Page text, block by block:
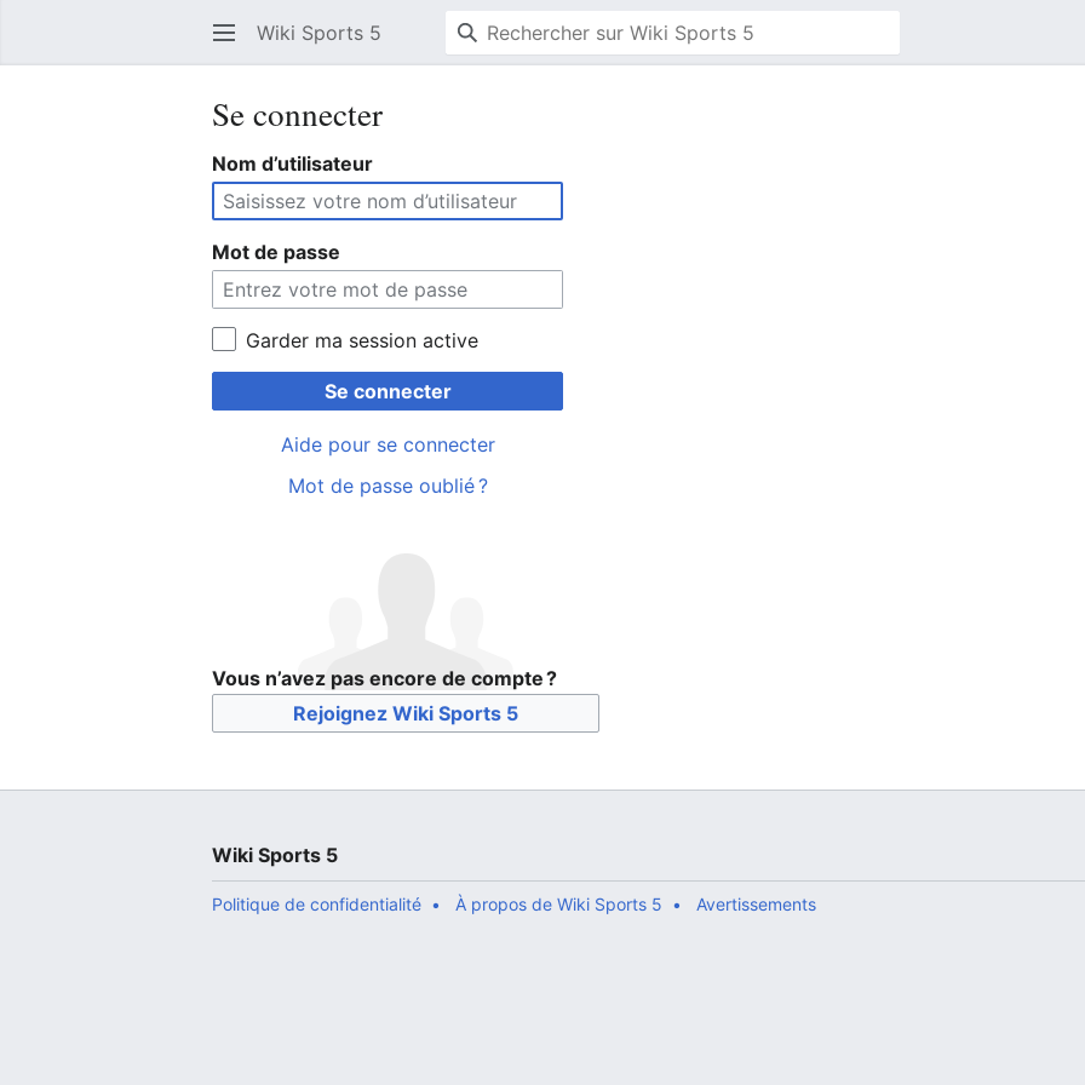
Wiki Sports 5
Se connecter
Nom d’utilisateur
Mot de passe
Garder ma session active
Se connecter
Aide pour se connecter
Mot de passe oublié ?
Vous n’avez pas encore de compte ?
Rejoignez Wiki Sports 5
Wiki Sports 5
Politique de confidentialité À propos de Wiki Sports 5 Avertissements